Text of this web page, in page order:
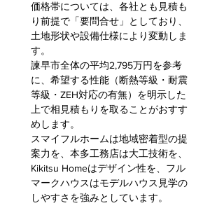
価格帯については、各社とも見積も
り前提で「要問合せ」としており、
土地形状や設備仕様により変動しま
す。
諫早市全体の平均2,795万円を参考
に、希望する性能（断熱等級・耐震
等級・ZEH対応の有無）を明示した
上で相見積もりを取ることがおすす
めします。
スマイフルホームは地域密着型の提
案力を、本多工務店は大工技術を、
Kikitsu Homeはデザイン性を、フル
マークハウスはモデルハウス見学の
しやすさを強みとしています。